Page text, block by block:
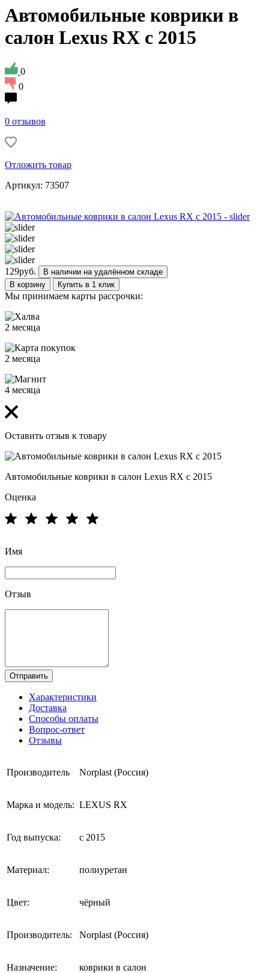
Автомобильные коврики в
салон Lexus RX с 2015
0
0
0 отзывов
Отложить товар
Артикул: 73507
129руб.
В наличии на удалённом складе
В корзину
Купить в 1 клик
Мы принимаем карты рассрочки:
2 месяца
2 месяца
4 месяца
Оставить отзыв к товару
Автомобильные коврики в салон Lexus RX с 2015
Оценка
Имя
Отзыв
Отправить
Характеристики
Доставка
Способы оплаты
Вопрос-ответ
Отзывы
Производитель Norplast (Россия)
Марка и модель: LEXUS RX
Год выпуска: с 2015
Материал: полиуретан
Цвет: чёрный
Производитель: Norplast (Россия)
Назначение: коврики в салон